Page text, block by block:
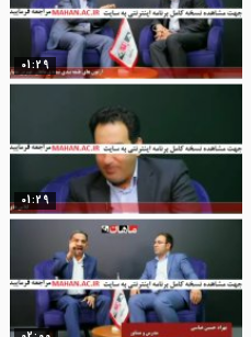
01:29
01:29